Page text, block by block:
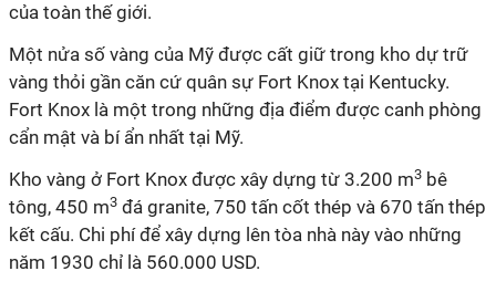
của toàn thế giới.
Một nửa số vàng của Mỹ được cất giữ trong kho dự trữ
vàng thỏi gần căn cứ quân sự Fort Knox tại Kentucky.
Fort Knox là một trong những địa điểm được canh phòng
cẩn mật và bí ẩn nhất tại Mỹ.
Kho vàng ở Fort Knox được xây dựng từ 3.200 m3 bê
tông, 450 m3 đá granite, 750 tấn cốt thép và 670 tấn thép
kết cấu. Chi phí để xây dựng lên tòa nhà này vào những
năm 1930 chỉ là 560.000 USD.